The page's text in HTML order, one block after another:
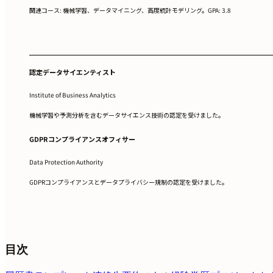
関連コース: 機械学習、データマイニング、高度統計モデリング。GPA: 3.8
認定データサイエンティスト
Institute of Business Analytics
機械学習や予測分析を含むデータサイエンス技術の認定を受けました。
GDPRコンプライアンスオフィサー
Data Protection Authority
GDPRコンプライアンスとデータプライバシー規制の認定を受けました。
目次